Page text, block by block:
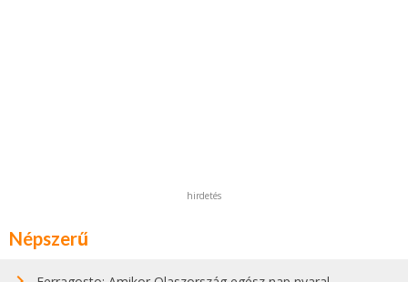
hirdetés
Népszerű